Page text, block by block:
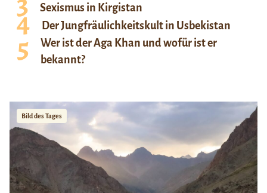
Sexismus in Kirgistan
Der Jungfräulichkeitskult in Usbekistan
Wer ist der Aga Khan und wofür ist er
bekannt?
Bild des Tages